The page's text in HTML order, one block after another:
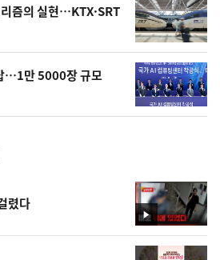
즘의 실현…KTX·SRT
…1만 5000장 규모
영
상
렸다